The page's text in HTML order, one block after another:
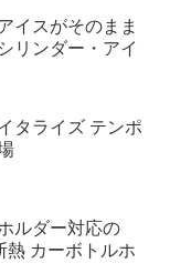
イスがそのまま
リンダー・アイ
タライズ テンポ
ルダー対応の
熱 カーボトルホ